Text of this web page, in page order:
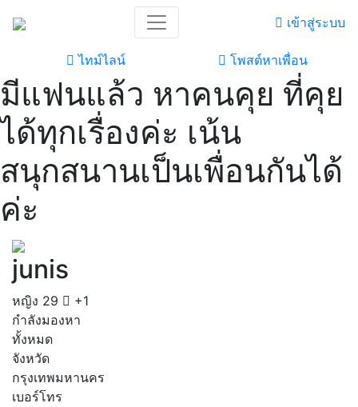
เข้าสู่ระบบ
ไทม์ไลน์ โพสต์หาเพื่อน
มีแฟนแล้ว หาคนคุย​ ที่คุย
ได้ทุกเรื่องค่ะ เน้น
สนุกสนาน​เป็นเพื่อนกันได้
ค่ะ
junis
หญิง 29
+1
กำลังมองหา
ทั้งหมด
จังหวัด
กรุงเทพมหานคร
เบอร์โทร